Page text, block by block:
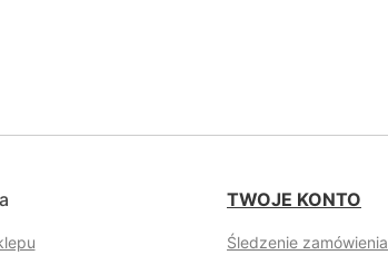
TWOJE KONTO
Śledzenie zamówienia